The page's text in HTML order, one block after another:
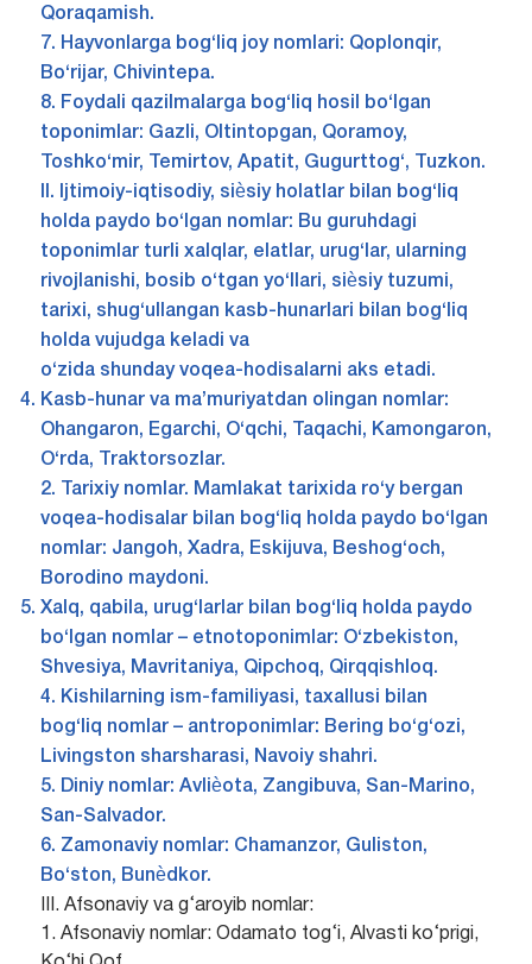
Qoraqamish.
7. Hayvonlarga bog‘liq joy nomlari: Qoplonqir,
Bo‘rijar, Chivintepa.
8. Foydali qazilmalarga bog‘liq hosil bo‘lgan
toponimlar: Gazli, Oltintopgan, Qoramoy,
Toshko‘mir, Temirtov, Apatit, Gugurttog‘, Tuzkon.
II. Ijtimoiy-iqtisodiy, siѐsiy holatlar bilan bog‘liq
holda paydo bo‘lgan nomlar: Bu guruhdagi
toponimlar turli xalqlar, elatlar, urug‘lar, ularning
rivojlanishi, bosib o‘tgan yo‘llari, siѐsiy tuzumi,
tarixi, shug‘ullangan kasb-hunarlari bilan bog‘liq
holda vujudga keladi va
o‘zida shunday voqea-hodisalarni aks etadi.
Kasb-hunar va ma’muriyatdan olingan nomlar:
Ohangaron, Egarchi, O‘qchi, Taqachi, Kamongaron,
O‘rda, Traktorsozlar.
2. Tarixiy nomlar. Mamlakat tarixida ro‘y bergan
voqea-hodisalar bilan bog‘liq holda paydo bo‘lgan
nomlar: Jangoh, Xadra, Eskijuva, Beshog‘och,
Borodino maydoni.
Xalq, qabila, urug‘larlar bilan bog‘liq holda paydo
bo‘lgan nomlar – etnotoponimlar: O‘zbekiston,
Shvesiya, Mavritaniya, Qipchoq, Qirqqishloq.
4. Kishilarning ism-familiyasi, taxallusi bilan
bog‘liq nomlar – antroponimlar: Bering bo‘g‘ozi,
Livingston sharsharasi, Navoiy shahri.
5. Diniy nomlar: Avliѐota, Zangibuva, San-Marino,
San-Salvador.
6. Zamonaviy nomlar: Chamanzor, Guliston,
Bo‘ston, Bunѐdkor.
III. Afsonaviy va g‘aroyib nomlar:
1. Afsonaviy nomlar: Odamato tog‘i, Alvasti ko‘prigi,